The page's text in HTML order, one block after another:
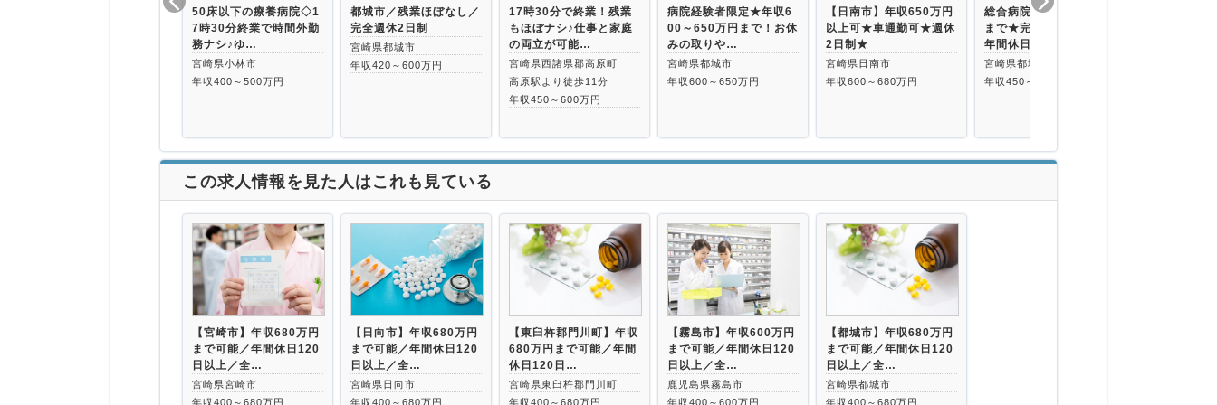
50床以下の療養病院◇1
7時30分終業で時間外勤
務ナシ♪ゆ…
宮崎県小林市
年収400～500万円
都城市／残業ほぼなし／
完全週休2日制
宮崎県都城市
年収420～600万円
17時30分で終業！残業
もほぼナシ♪仕事と家庭
の両立が可能…
宮崎県西諸県郡高原町
高原駅より徒歩11分
年収450～600万円
病院経験者限定★年収6
00～650万円まで！お休
みの取りや…
宮崎県都城市
年収600～650万円
【日南市】年収650万円
以上可★車通勤可★週休
2日制★
宮崎県日南市
年収600～680万円
総合病院◇年収610万円
まで★完全週休2日制で
年間休日12…
宮崎県都城市
年収450～610万円
この求人情報を見た人はこれも見ている
【宮崎市】年収680万円
まで可能／年間休日120
日以上／全…
宮崎県宮崎市
年収400～680万円
【日向市】年収680万円
まで可能／年間休日120
日以上／全…
宮崎県日向市
年収400～680万円
【東臼杵郡門川町】年収
680万円まで可能／年間
休日120日…
宮崎県東臼杵郡門川町
年収400～680万円
【霧島市】年収600万円
まで可能／年間休日120
日以上／全…
鹿児島県霧島市
年収400～600万円
【都城市】年収680万円
まで可能／年間休日120
日以上／全…
宮崎県都城市
年収400～680万円